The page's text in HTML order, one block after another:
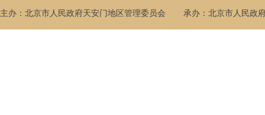
主办：北京市人民政府天安门地区管理委员会 承办：北京市人民政